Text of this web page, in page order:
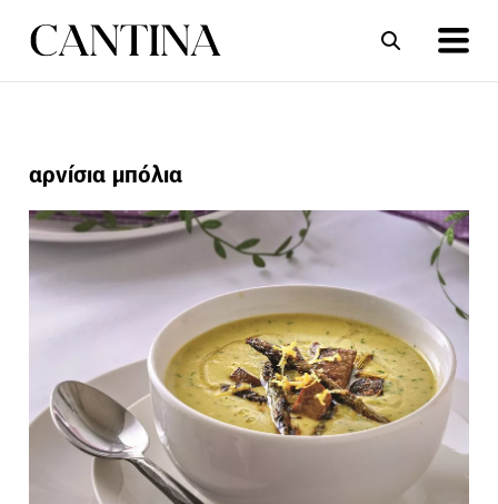
ΣΥΝΤΑΓΕΣ
αρνίσια μπόλια